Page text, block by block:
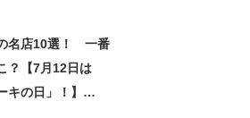
名店10選！ 一番
？【7月12日は
キの日」！】